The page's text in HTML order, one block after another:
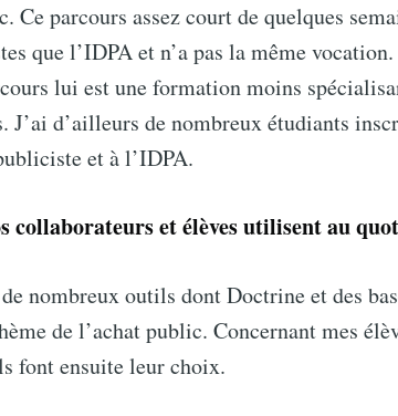
Ce parcours assez court de quelques
que l’IDPA et n’a pas la même
lui est une formation moins
J’ai d’ailleurs de nombreux étudiants
et à l’IDPA.
collaborateurs et élèves utilisent au
nombreux outils dont Doctrine et des
de l’achat public. Concernant mes
font ensuite leur choix.